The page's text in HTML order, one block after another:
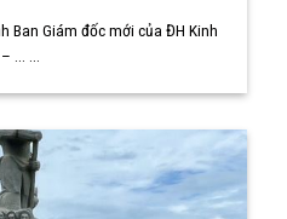
Ban Giám đốc mới của ĐH Kinh
... ...